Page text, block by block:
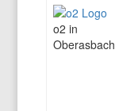
o2 in
Oberasbach